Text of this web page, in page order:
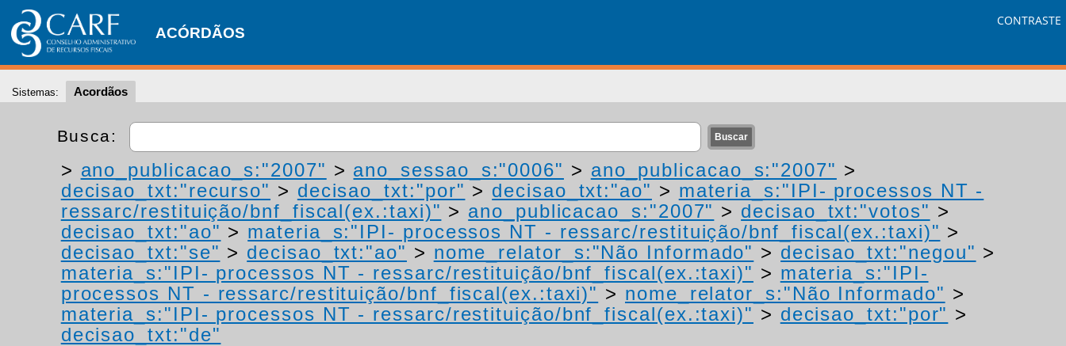
ACÓRDÃOS
CONTRASTE
Sistemas: Acordãos
Busca:
> ano_publicacao_s:"2007" > ano_sessao_s:"0006" > ano_publicacao_s:"2007" >
decisao_txt:"recurso" > decisao_txt:"por" > decisao_txt:"ao" > materia_s:"IPI- processos NT -
ressarc/restituição/bnf_fiscal(ex.:taxi)" > ano_publicacao_s:"2007" > decisao_txt:"votos" >
decisao_txt:"ao" > materia_s:"IPI- processos NT - ressarc/restituição/bnf_fiscal(ex.:taxi)" >
decisao_txt:"se" > decisao_txt:"ao" > nome_relator_s:"Não Informado" > decisao_txt:"negou" >
materia_s:"IPI- processos NT - ressarc/restituição/bnf_fiscal(ex.:taxi)" > materia_s:"IPI-
processos NT - ressarc/restituição/bnf_fiscal(ex.:taxi)" > nome_relator_s:"Não Informado" >
materia_s:"IPI- processos NT - ressarc/restituição/bnf_fiscal(ex.:taxi)" > decisao_txt:"por" >
decisao_txt:"de"